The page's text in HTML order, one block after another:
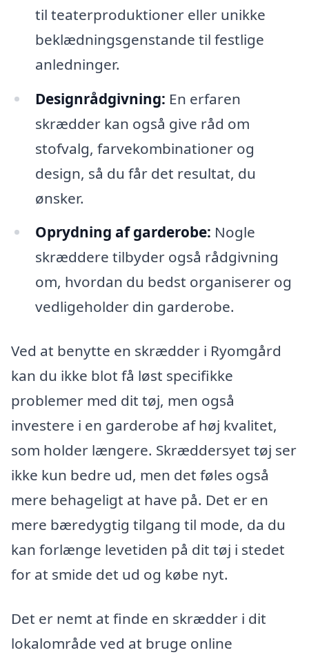
til teaterproduktioner eller unikke
beklædningsgenstande til festlige
anledninger.
Designrådgivning: En erfaren
skrædder kan også give råd om
stofvalg, farvekombinationer og
design, så du får det resultat, du
ønsker.
Oprydning af garderobe: Nogle
skræddere tilbyder også rådgivning
om, hvordan du bedst organiserer og
vedligeholder din garderobe.
Ved at benytte en skrædder i Ryomgård
kan du ikke blot få løst specifikke
problemer med dit tøj, men også
investere i en garderobe af høj kvalitet,
som holder længere. Skræddersyet tøj ser
ikke kun bedre ud, men det føles også
mere behageligt at have på. Det er en
mere bæredygtig tilgang til mode, da du
kan forlænge levetiden på dit tøj i stedet
for at smide det ud og købe nyt.
Det er nemt at finde en skrædder i dit
lokalområde ved at bruge online